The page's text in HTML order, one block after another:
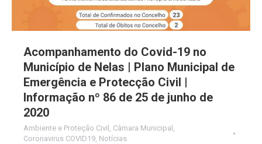
Acompanhamento do Covid-19 no
Município de Nelas | Plano Municipal de
Emergência e Protecção Civil |
Informação nº 86 de 25 de junho de
2020
Ambiente e Proteção Civil , Câmara Municipal ,
Coronavirus COVID19, Notícias